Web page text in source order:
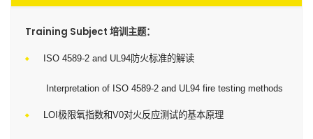
Training Subject 培训主题：
ISO 4589-2 and UL94防火标准的解读
Interpretation of ISO 4589-2 and UL94 fire testing methods
LOI极限氧指数和V0对火反应测试的基本原理